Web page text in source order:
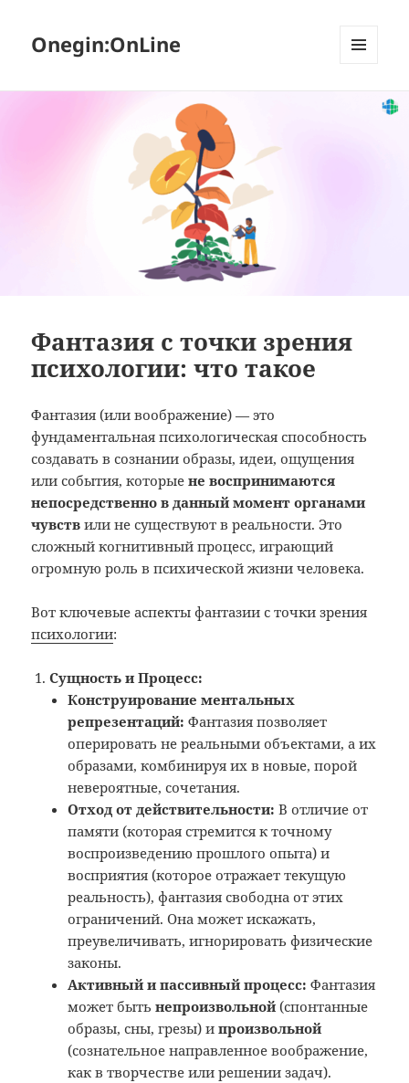
Onegin:OnLine
ВИДЖЕТЫ
Фантазия с точки зрения
психологии: что такое
Фантазия (или воображение) — это
фундаментальная психологическая способность
создавать в сознании образы, идеи, ощущения
или события, которыене воспринимаются
непосредственно в данный момент органами
чувств или не существуют в реальности. Это
сложный когнитивный процесс, играющий
огромную роль в психической жизни человека.
Вот ключевые аспекты фантазии с точки зрения
психологии:
Сущность и Процесс:
Конструирование ментальных
репрезентаций: Фантазия позволяет
оперировать не реальными объектами, а их
образами, комбинируя их в новые, порой
невероятные, сочетания.
Отход от действительности: В отличие от
памяти (которая стремится к точному
воспроизведению прошлого опыта) и
восприятия (которое отражает текущую
реальность), фантазия свободна от этих
ограничений. Она может искажать,
преувеличивать, игнорировать физические
законы.
Активный и пассивный процесс: Фантазия
может бытьнепроизвольной (спонтанные
образы, сны, грезы) ипроизвольной
(сознательное направленное воображение,
как в творчестве или решении задач).